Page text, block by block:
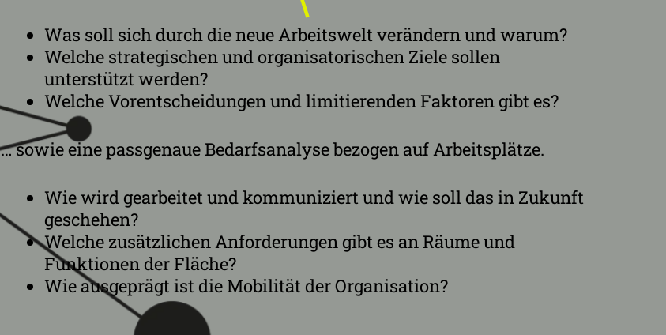
Was soll sich durch die neue Arbeitswelt verändern und warum?
Welche strategischen und organisatorischen Ziele sollen
unterstützt werden?
Welche Vorentscheidungen und limitierenden Faktoren gibt es?
… sowie eine passgenaue Bedarfsanalyse bezogen auf Arbeitsplätze.
Wie wird gearbeitet und kommuniziert und wie soll das in Zukunft
geschehen?
Welche zusätzlichen Anforderungen gibt es an Räume und
Funktionen der Fläche?
Wie ausgeprägt ist die Mobilität der Organisation?